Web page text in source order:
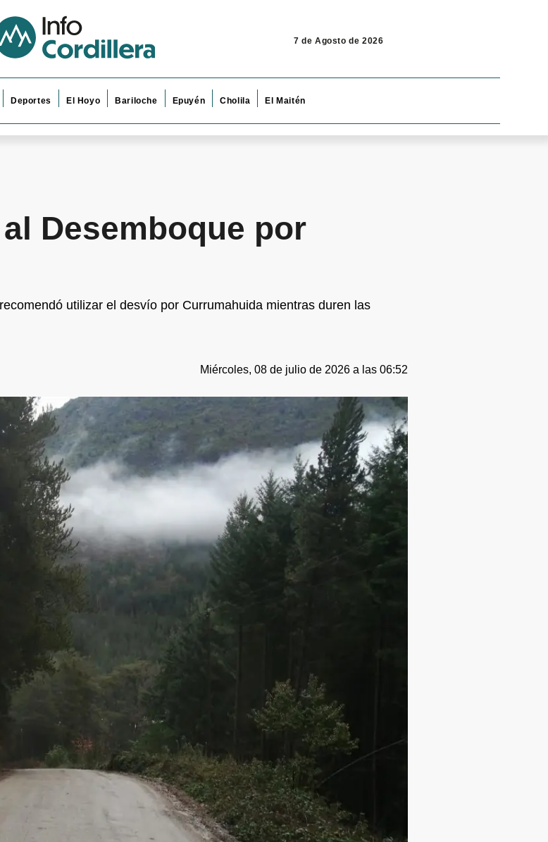
7 de Agosto de 2026
Deportes El Hoyo Bariloche Epuyén Cholila El Maitén
Desemboque por
utilizar el desvío por Currumahuida mientras duren las
Miércoles, 08 de julio de 2026 a las 06:52